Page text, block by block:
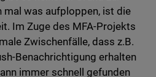
mal was aufploppen, ist die
Im Zuge des MFA-Projekts
Zwischenfälle, dass z.B.
Benachrichtigung erhalten
immer schnell gefunden